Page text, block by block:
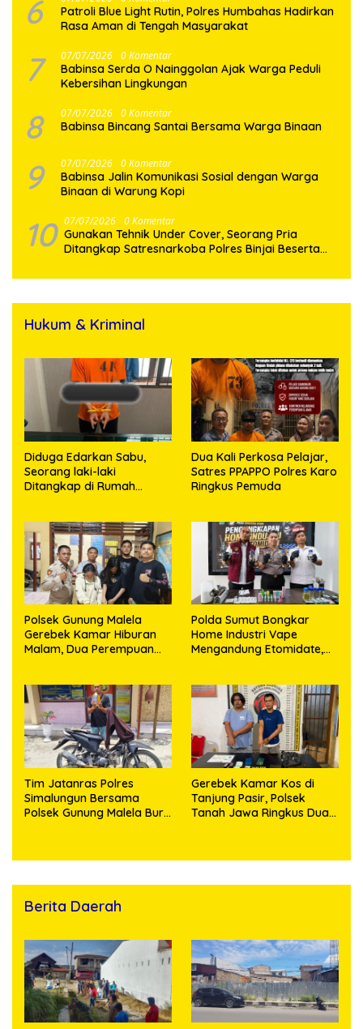
6
Patroli Blue Light Rutin, Polres Humbahas Hadirkan
Rasa Aman di Tengah Masyarakat
7 07/07/2026 0 Komentar
Babinsa Serda O Nainggolan Ajak Warga Peduli
Kebersihan Lingkungan
8 07/07/2026 0 Komentar
Babinsa Bincang Santai Bersama Warga Binaan
9 07/07/2026 0 Komentar
Babinsa Jalin Komunikasi Sosial dengan Warga
Binaan di Warung Kopi
10 07/07/2026 0 Komentar
Gunakan Tehnik Under Cover, Seorang Pria
Ditangkap Satresnarkoba Polres Binjai Beserta
Hukum & Kriminal
Diduga Edarkan Sabu,
Seorang laki-laki
Ditangkap di Rumah
Puluhan Plastik Klip
Dua Kali Perkosa Pelajar,
Satres PPAPPO Polres Karo
Ringkus Pemuda
Polsek Gunung Malela
Gerebek Kamar Hiburan
Malam, Dua Perempuan
Polda Sumut Bongkar
Home Industri Vape
Mengandung Etomidate,
Tim Jatanras Polres
Simalungun Bersama
Polsek Gunung Malela Buru
Gerebek Kamar Kos di
Tanjung Pasir, Polsek
Tanah Jawa Ringkus Dua
Berita Daerah